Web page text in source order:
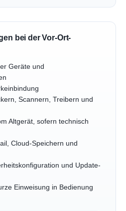
bei der Vor-Ort-
Geräte und
Scannern, Treibern und
Altgerät, sofern technisch
Cloud-Speichern und
und Update-
Einweisung in Bedienung